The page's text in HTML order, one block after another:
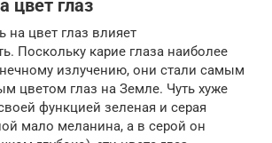
цвет глаз
на цвет глаз влияет
Поскольку карие глаза наиболее
излучению, они стали самым
цветом глаз на Земле. Чуть хуже
функцией зеленая и серая
мало меланина, а в серой он